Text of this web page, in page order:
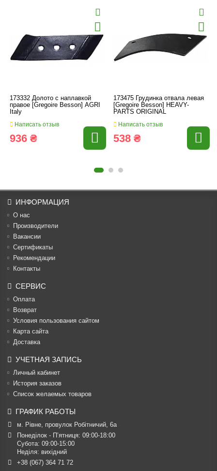
173332 Долото с наплавкой
правое [Gregoire Besson] AGRI
Italy
Написать отзыв
936 ₴
173475 Грудинка отвала левая
[Gregoire Besson] HEAVY-
PARTS ORIGINAL
Написать отзыв
538 ₴
ИНФОРМАЦИЯ
О нас
Производители
Вакансии
Cертификаты
Рекомендации
Контакты
СЕРВИС
Оплата
Возврат
Условия пользования сайтом
Карта сайта
Доставка
УЧЕТНАЯ ЗАПИСЬ
Личный кабинет
История заказов
Список желаемых товаров
ГРАФИК РАБОТЫ
м. Рівне, провулок Робітничий, 6а
Понеділок - П’ятниця: 09:00-18:00
Субота: 09:00-15:00
Неділя: вихідний
+38 (067) 364 71 72